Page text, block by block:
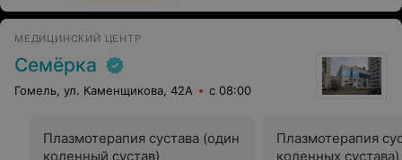
МЕДИЦИНСКИЙ ЦЕНТР
Семёрка
Гомель, ул. Каменщикова, 42А с 08:00
Плазмотерапия сустава (один
коленный сустав)
Плазмотерапия
коленных сустава)